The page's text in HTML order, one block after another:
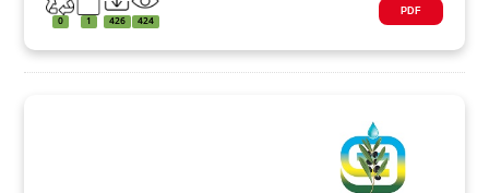
PDF
424
426
1
0